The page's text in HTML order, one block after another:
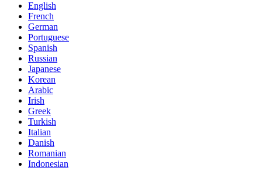
English
French
German
Portuguese
Spanish
Russian
Japanese
Korean
Arabic
Irish
Greek
Turkish
Italian
Danish
Romanian
Indonesian